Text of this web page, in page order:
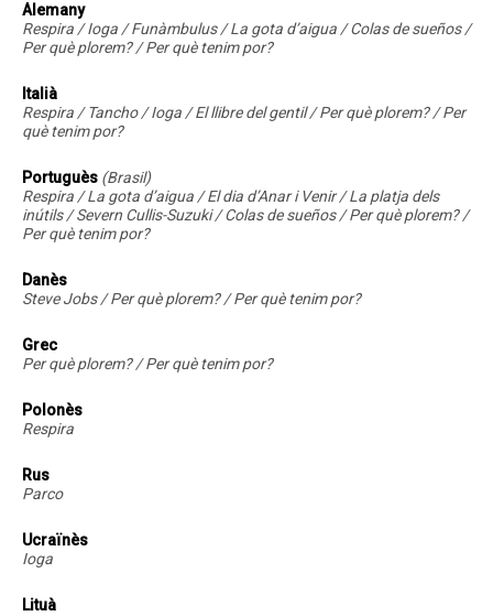
Alemany
Respira / Ioga / Funàmbulus / La gota d’aigua / Colas de sueños /
Per què plorem? / Per què tenim por?
Italià
Respira / Tancho / Ioga / El llibre del gentil / Per què plorem? / Per
què tenim por?
Portuguès (Brasil)
Respira / La gota d’aigua / El dia d’Anar i Venir / La platja dels
inútils / Severn Cullis-Suzuki / Colas de sueños / Per què plorem? /
Per què tenim por?
Danès
Steve Jobs / Per què plorem? / Per què tenim por?
Grec
Per què plorem? / Per què tenim por?
Polonès
Respira
Rus
Parco
Ucraïnès
Ioga
Lituà